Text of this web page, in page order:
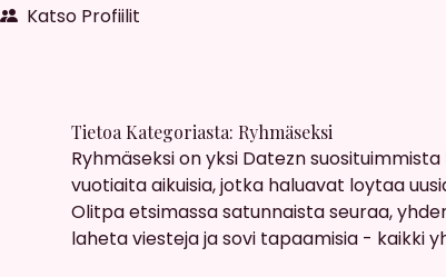
Katso Profiilit
Tietoa Kategoriasta: Ryhmäseksi
Ryhmäseksi on yksi Datezn
vuotiaita aikuisia, jotka haluavat loytaa
Olitpa etsimassa satunnaista seuraa,
laheta viesteja ja sovi tapaamisia - kaikki